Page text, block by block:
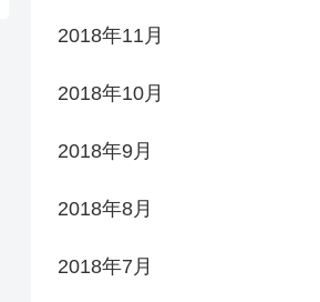
2018年11月
2018年10月
2018年9月
2018年8月
2018年7月